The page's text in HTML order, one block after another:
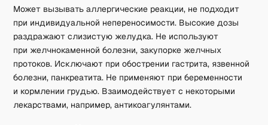
Может вызывать аллергические реакции, не подходит
при индивидуальной непереносимости. Высокие дозы
раздражают слизистую желудка. Не используют
при желчнокаменной болезни, закупорке желчных
протоков. Исключают при обострении гастрита, язвенной
болезни, панкреатита. Не применяют при беременности
и кормлении грудью. Взаимодействует с некоторыми
лекарствами, например, антикоагулянтами.